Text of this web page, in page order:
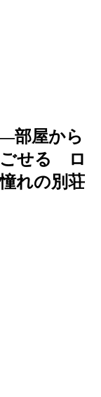
部屋から
ごせる ロ
れの別荘